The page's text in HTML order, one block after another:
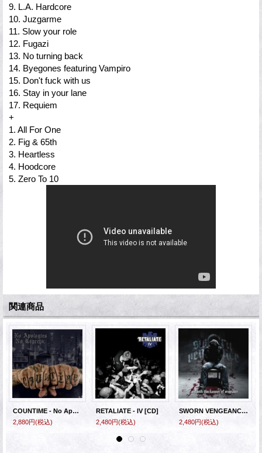
9. L.A. Hardcore
10. Juzgarme
11. Slow your role
12. Fugazi
13. No turning back
14. Byegones featuring Vampiro
15. Don't fuck with us
16. Stay in your lane
17. Requiem
+
1. All For One
2. Fig & 65th
3. Heartless
4. Hoodcore
5. Zero To 10
関連商品
COUNTIME - No Apologies No Regrets [CD]
2,880円(税込)
RETALIATE - IV [CD]
2,480円(税込)
SWORN VENGEANCE - Hammer of Vengeance [CD]
2,480円(税込)